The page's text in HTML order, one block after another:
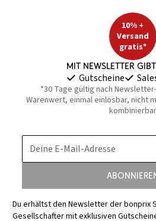
10% +
Versand
gratis*
Mit Newsletter gibt
Gutscheine
*30 Tage gültig nach
Warenwert, einmal einlösbar, nicht
kombinierbar
Deine E-Mail-Adresse
Du erhältst den Newsletter der bonprix
Gesellschafter mit exklusiven